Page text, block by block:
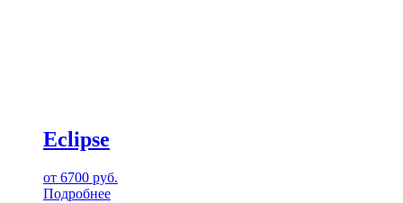
Eclipse
от 6700 руб.
Подробнее